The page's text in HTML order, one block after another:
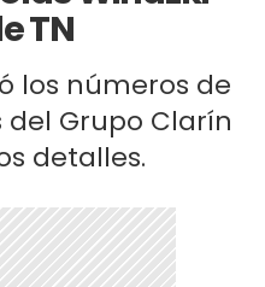
TN
los números de
Grupo Clarín
detalles.